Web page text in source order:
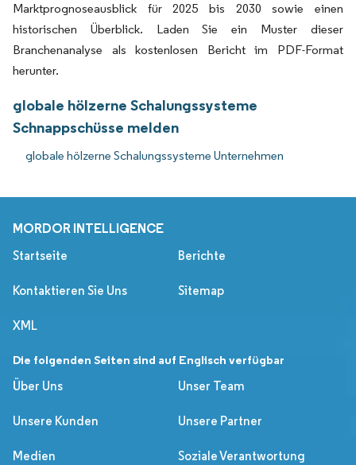
Marktprognoseausblick für 2025 bis 2030 sowie einen
historischen Überblick. Laden Sie ein Muster dieser
Branchenanalyse als kostenlosen Bericht im PDF-Format
herunter.
globale hölzerne Schalungssysteme
Schnappschüsse melden
globale hölzerne Schalungssysteme Unternehmen
MORDOR INTELLIGENCE
Startseite Berichte
Kontaktieren Sie Uns Sitemap
XML
Die folgenden Seiten sind auf Englisch verfügbar
Über Uns
Unser Team
Unsere Kunden Unsere Partner
Medien Soziale Verantwortung